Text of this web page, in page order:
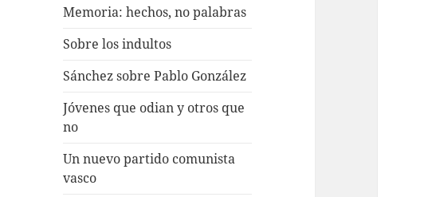
Memoria: hechos, no palabras
Sobre los indultos
Sánchez sobre Pablo González
Jóvenes que odian y otros que
no
Un nuevo partido comunista
vasco